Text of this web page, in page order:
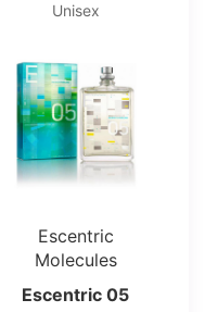
Unisex
Escentric
Molecules
Escentric 05